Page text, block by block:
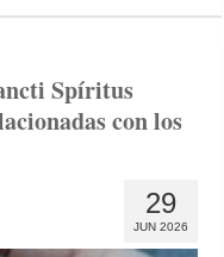
Spíritus
con los
29
JUN 2026